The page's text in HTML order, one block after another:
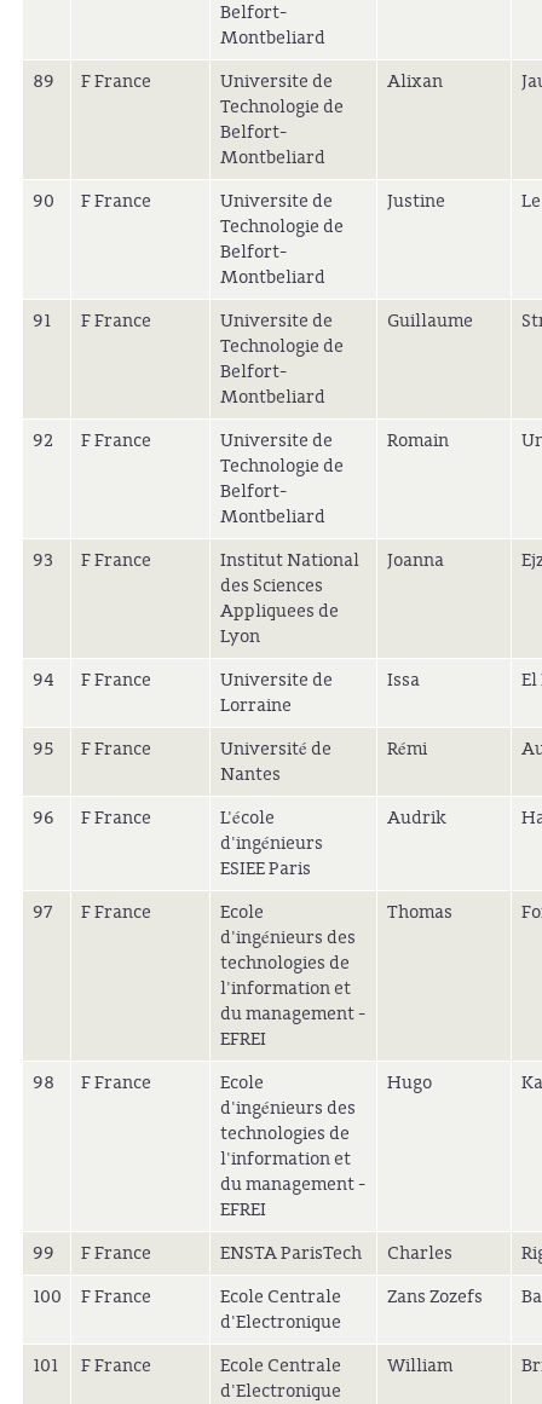
Belfort-
Montbeliard
89
F France
Universite de
Technologie de
Belfort-
Montbeliard
Alixan
90 F France
Universite de
Technologie de
Belfort-
Montbeliard
Justine
91 F France
Universite de
Technologie de
Belfort-
Montbeliard
Guillaume
92 F France
Universite de
Technologie de
Belfort-
Montbeliard
Romain
93 F France
Institut National
des Sciences
Appliquees de
Lyon
Joanna
94 F France
Universite de
Lorraine
Issa El
95 F France
Université de
Nantes
Rémi
96 F France
L'école
d'ingénieurs
ESIEE Paris
Audrik
97 F France
Ecole
d'ingénieurs des
technologies de
l'information et
du management -
EFREI
Thomas
98 F France
Ecole
d'ingénieurs des
technologies de
l'information et
du management -
EFREI
Hugo
99 F France ENSTA ParisTech Charles
100
F France
Ecole Centrale
d'Electronique
Zans Zozefs
101 F France
Ecole Centrale
d'Electronique
William